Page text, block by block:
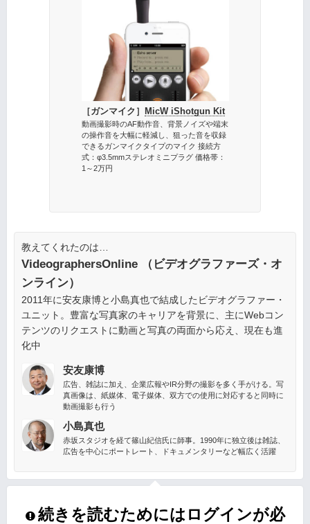
［ガンマイク］ MicW iShotgun Kit
動画撮影時のAF動作音、背景ノイズや端末
の操作音を大幅に軽減し、狙った音を収録
できるガンマイクタイプのマイク 接続方
式：φ3.5mmステレオミニプラグ 価格帯：
1～2万円
教えてくれたのは…
VideographersOnline （ビデオグラファーズ・オ
ンライン）
2011年に安友康博と小島真也で結成したビデオグラファー・
ユニット。豊富な写真家のキャリアを背景に、主にWebコン
テンツのリクエストに動画と写真の両面から応え、現在も進
化中
安友康博
広告、雑誌に加え、企業広報やIR分野の撮影を多く手がける。写
真画像は、紙媒体、電子媒体、双方での使用に対応すると同時に
動画撮影も行う
小島真也
赤坂スタジオを経て篠山紀信氏に師事。1990年に独立後は雑誌、
広告を中心にポートレート、ドキュメンタリーなど幅広く活躍
続きを読むためにはログインが必